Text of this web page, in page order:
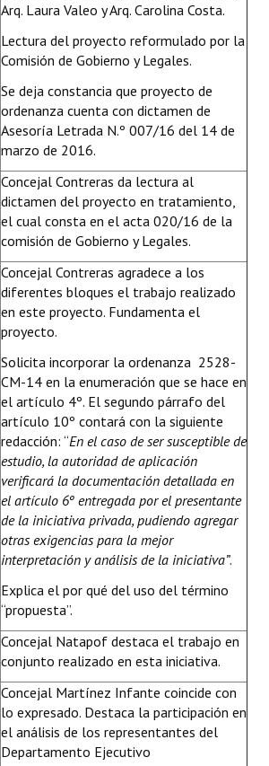
Arq. Laura Valeo y Arq. Carolina Costa.
Lectura del proyecto reformulado por la
Comisión de Gobierno y Legales.
Se deja constancia que proyecto de
ordenanza cuenta con dictamen de
Asesoría Letrada N.º 007/16 del 14 de
marzo de 2016.
Concejal Contreras da lectura al
dictamen del proyecto en tratamiento,
el cual consta en el acta 020/16 de la
comisión de Gobierno y Legales.
Concejal Contreras agradece a los
diferentes bloques el trabajo realizado
en este proyecto. Fundamenta el
proyecto.
Solicita incorporar la ordenanza 2528-
CM-14 en la enumeración que se hace en
el artículo 4º. El segundo párrafo del
artículo 10º contará con la siguiente
redacción: “En el caso de ser susceptible de
estudio, la autoridad de aplicación
verificará la documentación detallada en
el artículo 6º entregada por el presentante
de la iniciativa privada, pudiendo agregar
otras exigencias para la mejor
interpretación y análisis de la iniciativa”.
Explica el por qué del uso del término
“propuesta”.
Concejal Natapof destaca el trabajo en
conjunto realizado en esta iniciativa.
Concejal Martínez Infante coincide con
lo expresado. Destaca la participación en
el análisis de los representantes del
Departamento Ejecutivo